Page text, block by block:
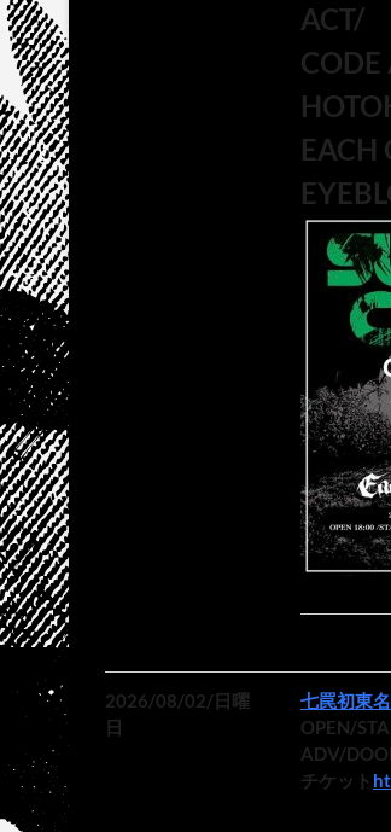
ACT/
CODE
EACH
2026/08/02/日曜
日
七罠初東
OPEN/
ADV/
チケット